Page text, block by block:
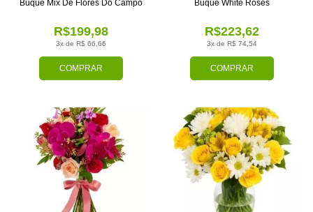
COMPRAR
3x de R$ 66,66
R$199,98
Buquê Mix De Flores Do Campo
COMPRAR
3x de R$ 74,54
R$223,62
Buquê White Roses